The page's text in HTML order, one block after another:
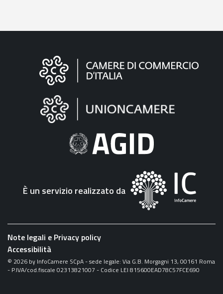
Informazioni
"Fattura
Elettronica"
È un servizio realizzato da
Note legali e Privacy policy
Accessibilità
© 2026 by InfoCamere SCpA - sede legale: Via G.B. Morgagni 13, 00161 Roma
- P.IVA/cod.fiscale 02313821007 - Codice LEI 815600EAD78C57FCE690